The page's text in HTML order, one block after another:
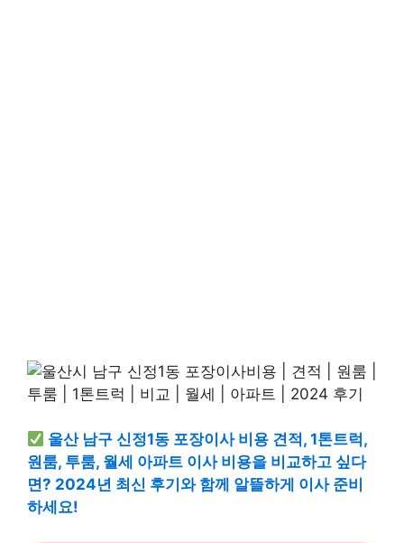
울산 남구 신정1동 포장이사 비용 견적, 1톤트럭,
원룸, 투룸, 월세 아파트 이사 비용을 비교하고 싶다
면? 2024년 최신 후기와 함께 알뜰하게 이사 준비
하세요!